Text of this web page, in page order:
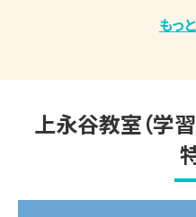
▽夏期講習期間
2026年7月14日(火)～8月
受講する教科や学習内容、
もっ
上永谷教室（学